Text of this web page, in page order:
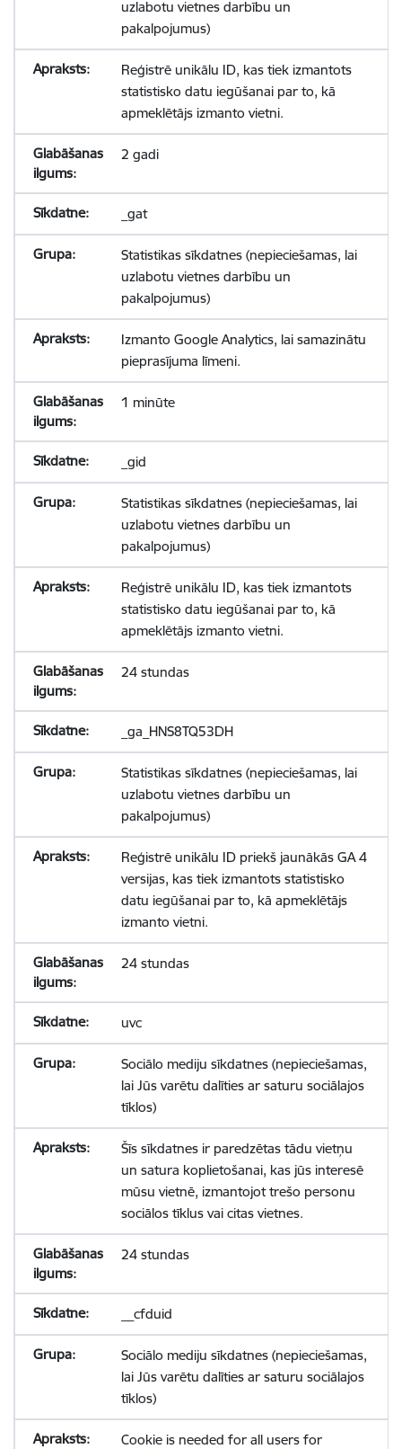
uzlabotu vietnes darbību un
pakalpojumus)
Reģistrē unikālu ID, kas tiek izmantots
statistisko datu iegūšanai par to, kā
apmeklētājs izmanto vietni.
2 gadi
_gat
Statistikas sīkdatnes (nepieciešamas, lai
uzlabotu vietnes darbību un
pakalpojumus)
Izmanto Google Analytics, lai samazinātu
pieprasījuma līmeni.
1 minūte
_gid
Statistikas sīkdatnes (nepieciešamas, lai
uzlabotu vietnes darbību un
pakalpojumus)
Reģistrē unikālu ID, kas tiek izmantots
statistisko datu iegūšanai par to, kā
apmeklētājs izmanto vietni.
24 stundas
_ga_HNS8TQ53DH
Statistikas sīkdatnes (nepieciešamas, lai
uzlabotu vietnes darbību un
pakalpojumus)
Reģistrē unikālu ID priekš jaunākās GA 4
versijas, kas tiek izmantots statistisko
datu iegūšanai par to, kā apmeklētājs
izmanto vietni.
24 stundas
uvc
Sociālo mediju sīkdatnes (nepieciešamas,
lai Jūs varētu dalīties ar saturu sociālajos
tīklos)
Šīs sīkdatnes ir paredzētas tādu vietņu
un satura koplietošanai, kas jūs interesē
mūsu vietnē, izmantojot trešo personu
sociālos tīklus vai citas vietnes.
24 stundas
__cfduid
Sociālo mediju sīkdatnes (nepieciešamas,
lai Jūs varētu dalīties ar saturu sociālajos
tīklos)
Cookie is needed for all users for